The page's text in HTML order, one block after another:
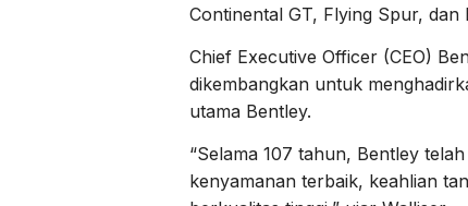
Continental GT, Flying Spur, dan
Chief Executive Officer (CEO)
dikembangkan untuk
utama Bentley.
“Selama 107 tahun, Bentley
kenyamanan terbaik, keahlian